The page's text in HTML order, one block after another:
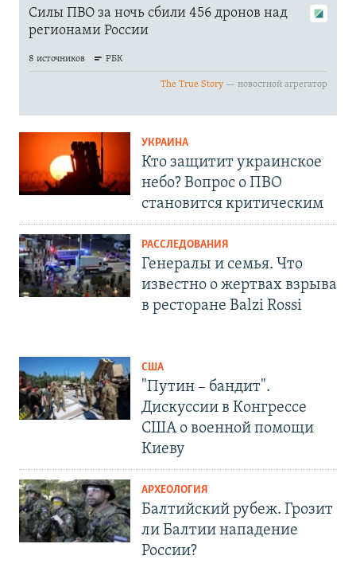
УКРАИНА
Кто защитит украинское
небо? Вопрос о ПВО
становится критическим
РАССЛЕДОВАНИЯ
Генералы и семья. Что
известно о жертвах взрыва
в ресторане Balzi Rossi
США
"Путин – бандит".
Дискуссии в Конгрессе
США о военной помощи
Киеву
АРХЕОЛОГИЯ
Балтийский рубеж. Грозит
ли Балтии нападение
России?